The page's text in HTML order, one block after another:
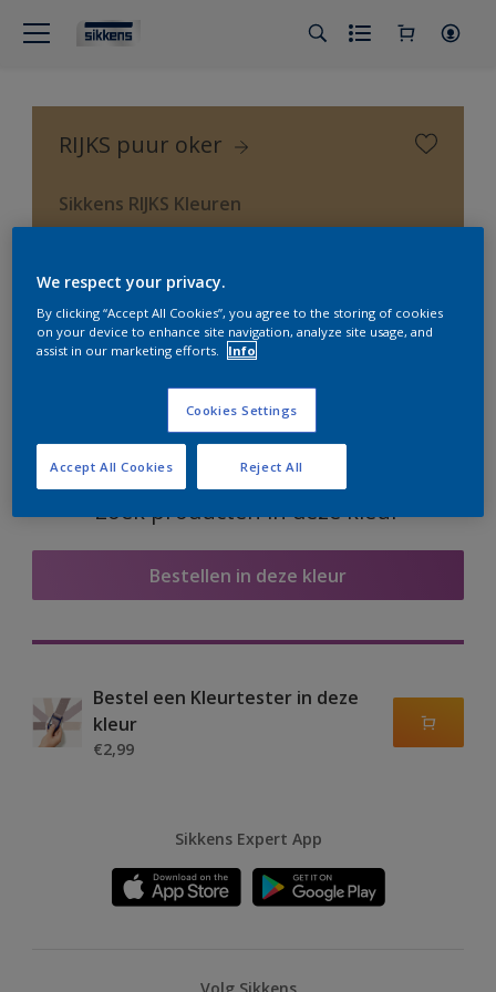
RIJKS puur oker
Sikkens RIJKS Kleuren
Zoek producten in deze kleur
Bestellen in deze kleur
Bestel een Kleurtester in deze
kleur
€2,99
Sikkens Expert App
We respect your privacy.
By clicking “Accept All Cookies”, you agree to the storing of cookies
on your device to enhance site navigation, analyze site usage, and
assist in our marketing efforts.
Info
Cookies Settings
Reject All
Accept All Cookies